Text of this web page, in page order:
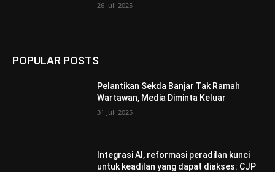
26 Juli 2025
POPULAR POSTS
Pelantikan Sekda Banjar Tak Ramah
Wartawan, Media Diminta Keluar
31 Juli 2025
Integrasi AI, reformasi peradilan kunci
untuk keadilan yang dapat diakses: CJP